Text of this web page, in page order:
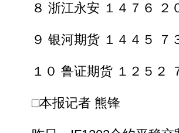
８ 浙江永安 １４７６ ２
９ 银河期货 １４４５ ７
１０ 鲁证期货 １２５２
□本报记者 熊锋